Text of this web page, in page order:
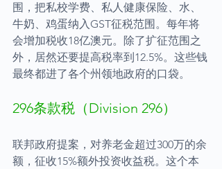
围，把私校学费、私人健康保险、水、
牛奶、鸡蛋纳入GST征税范围。每年将
会增加税收18亿澳元。除了扩征范围之
外，居然还要提高税率到12.5%。这些钱
最终都进了各个州领地政府的口袋。
296条款税（Division 296）
联邦政府提案，对养老金超过300万的余
额，征收15%额外投资收益税。这个本